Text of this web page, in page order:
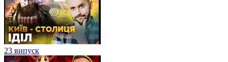
23 випуск